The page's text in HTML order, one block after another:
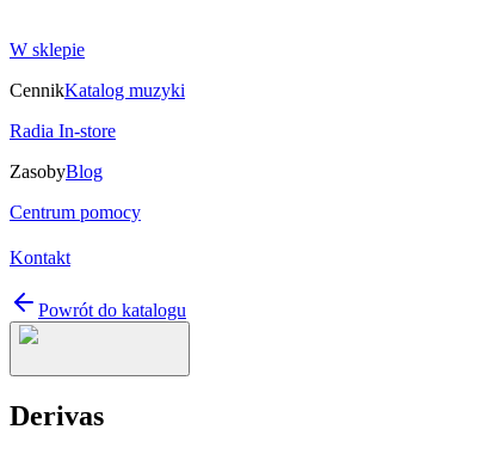
W sklepie
CennikKatalog muzyki
Radia In-store
ZasobyBlog
Centrum pomocy
Kontakt
Powrót do katalogu
Derivas